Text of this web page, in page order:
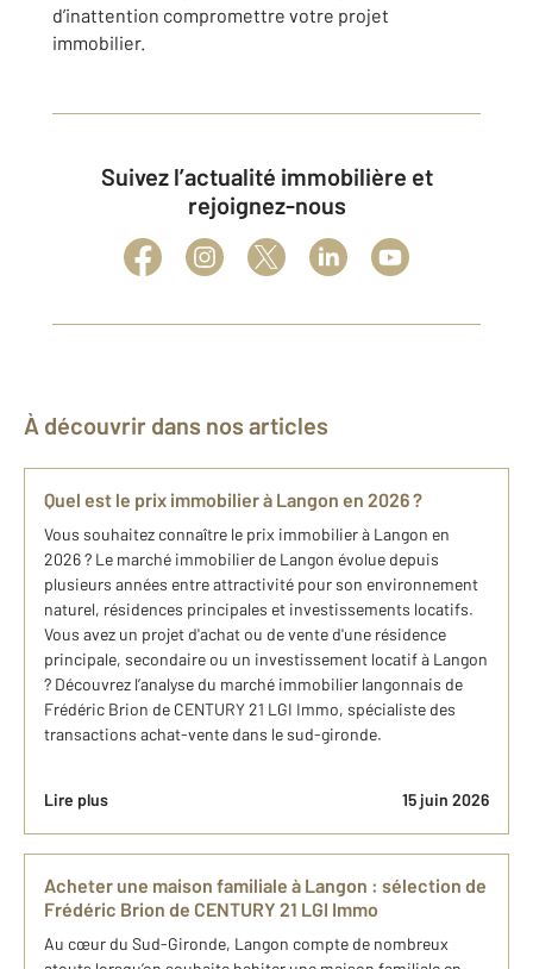
d’inattention compromettre votre projet
immobilier.
Suivez l’actualité immobilière et
rejoignez-nous
À découvrir dans nos articles
Quel est le prix immobilier à Langon en 2026 ?
Vous souhaitez connaître le prix immobilier à Langon en
2026 ? Le marché immobilier de Langon évolue depuis
plusieurs années entre attractivité pour son environnement
naturel, résidences principales et investissements locatifs.
Vous avez un projet d'achat ou de vente d'une résidence
principale, secondaire ou un investissement locatif à​ Langon
? Découvrez l’analyse du marché ​immobilier langonnais de
Frédéric Brion de CENTURY 21 LGI Immo, spécialiste des
transactions achat-vente dans le sud-gironde.
Lire plus 15 juin 2026
Acheter une maison familiale à Langon : sélection de
Frédéric Brion de CENTURY 21 LGI Immo
Au cœur du Sud-Gironde, Langon compte de nombreux